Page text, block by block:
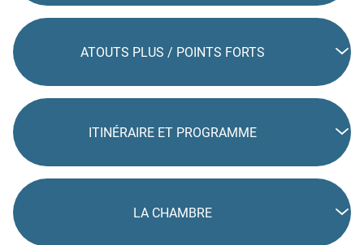
ATOUTS PLUS / POINTS FORTS
ITINÉRAIRE ET PROGRAMME
LA CHAMBRE